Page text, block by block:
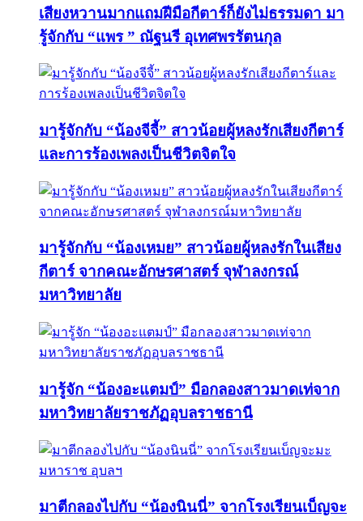
เสียงหวานมากแถมฝีมือกีตาร์ก็ยังไม่ธรรมดา มา
รู้จักกับ “แพร ” ณัฐนรี อุเทศพรรัตนกุล
มารู้จักกับ “น้องจีจี้” สาวน้อยผู้หลงรักเสียงกีตาร์
และการร้องเพลงเป็นชีวิตจิตใจ
มารู้จักกับ “น้องเหมย” สาวน้อยผู้หลงรักในเสียง
กีตาร์ จากคณะอักษรศาสตร์ จุฬาลงกรณ์
มหาวิทยาลัย
มารู้จัก “น้องอะแตมป์” มือกลองสาวมาดเท่จาก
มหาวิทยาลัยราชภัฏอุบลราชธานี
มาตีกลองไปกับ “น้องนินนี่” จากโรงเรียนเบ็ญจะ